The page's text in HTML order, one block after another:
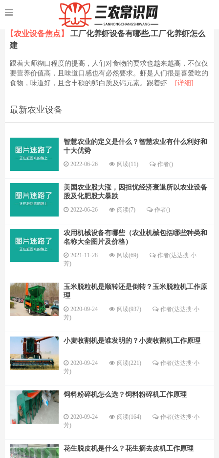
【农业设备焦点】
工厂化养虾设备有哪些,工厂化养虾怎么
建
跟着大师糊口程度的提高，人们对食物的要求也越来越高，不仅仅
要营养价值高，且味道口感也有必然要求。虾是人们很是喜爱吃的
食物，味道好，且含丰硕的卵白质及钙元素。跟着虾... [详细]
最新农业设备
智慧农业的定义是什么？智慧农业有什么利好和
十大优势
2022-06-26 阅读(11) 作者()
美国农业股大涨，因担忧经济衰退所以农业设备
股及化肥股大暴跌
2022-06-26 阅读(7) 作者()
农用机械设备有哪些（农业机械包括哪些种类和
名称大全图片及价格）
2021-11-28 阅读(69)
作者(达达搜·小
芳)
玉米脱粒机是顺转还是倒转？玉米脱粒机工作原
理
2020-09-24 阅读(937)
作者(达达搜·小
芳)
小麦收割机是谁发明的？小麦收割机工作原理
2020-09-24 阅读(221)
作者(达达搜·小
芳)
饲料粉碎机怎么选？饲料粉碎机工作原理
2020-09-24 阅读(164)
作者(达达搜·小
芳)
花生脱皮机是什么？花生摘去皮机工作原理